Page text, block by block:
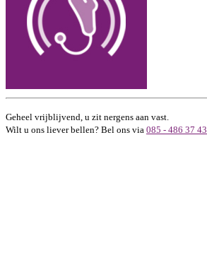
Geheel vrijblijvend, u zit nergens aan vast.
Wilt u ons liever bellen? Bel ons via 085 - 486 37 43